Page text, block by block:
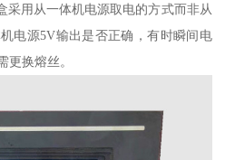
采用从一体机电源取电的方式而非从
电源5V输出是否正确，有时瞬间电
更换熔丝。